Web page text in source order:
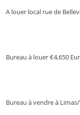
A louer local rue de
Bureau à louer€4,650
Bureau à vendre à